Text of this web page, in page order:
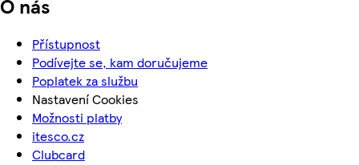
Přístupnost
Podívejte se, kam doručujeme
Poplatek za službu
Nastavení Cookies
Možnosti platby
itesco.cz
Clubcard